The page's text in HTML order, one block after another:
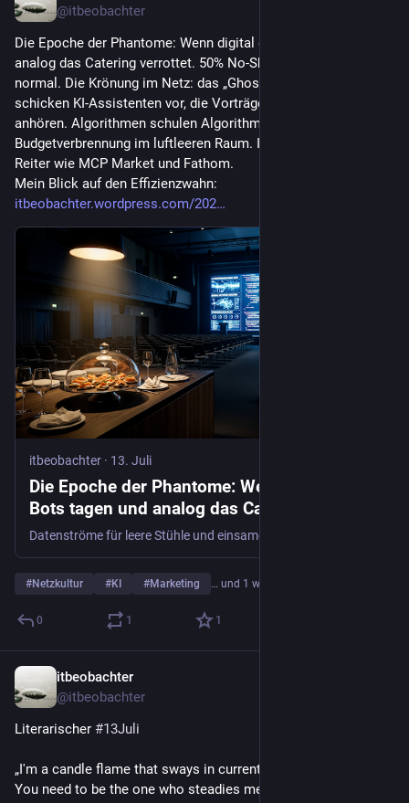
@itbeobachter
Die Epoche der Phantome: Wenn digital die Bots tagen und
analog das Catering verrottet. 50% No-Show-Quote ist 2026
normal. Die Krönung im Netz: das „Ghost-Webinar“. Firmen
schicken KI-Assistenten vor, die Vorträge von Marketing-KIs
anhören. Algorithmen schulen Algorithmen – teure
Budgetverbrennung im luftleeren Raum. Ich nenne Roß und
Reiter wie MCP Market und Fathom.
Mein Blick auf den Effizienzwahn:
itbeobachter.wordpress.com/202
itbeobachter · 13. Juli
Die Epoche der Phantome: Wenn digital die
Bots tagen und analog das Catering verrottet
#Netzkultur #KI #Marketing … und 1 weiterer
0 1 1
itbeobachter
@itbeobachter
Literarischer #13Juli
„I'm a candle flame that sways in currents of air you can't see.
You need to be the one who steadies me to burn.”